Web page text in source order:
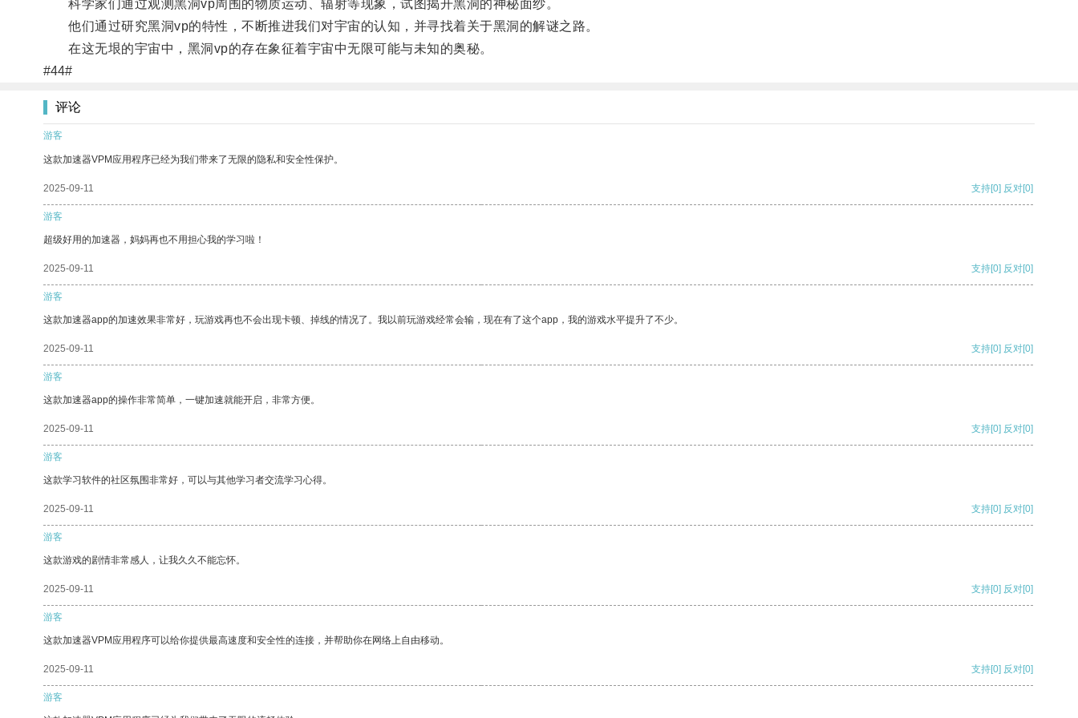
科学家们通过观测黑洞vp周围的物质运动、辐射等现象，试图揭开黑洞的神秘面纱。
他们通过研究黑洞vp的特性，不断推进我们对宇宙的认知，并寻找着关于黑洞的解谜之路。
在这无垠的宇宙中，黑洞vp的存在象征着宇宙中无限可能与未知的奥秘。
#44#
评论
游客
这款加速器VPM应用程序已经为我们带来了无限的隐私和安全性保护。
2025-09-11 支持[0] 反对[0]
游客
超级好用的加速器，妈妈再也不用担心我的学习啦！
2025-09-11 支持[0] 反对[0]
游客
这款加速器app的加速效果非常好，玩游戏再也不会出现卡顿、掉线的情况了。我以前玩游戏经常会输，现在有了这个app，我的游戏水平提升了不少。
2025-09-11 支持[0] 反对[0]
游客
这款加速器app的操作非常简单，一键加速就能开启，非常方便。
2025-09-11 支持[0] 反对[0]
游客
这款学习软件的社区氛围非常好，可以与其他学习者交流学习心得。
2025-09-11 支持[0] 反对[0]
游客
这款游戏的剧情非常感人，让我久久不能忘怀。
2025-09-11 支持[0] 反对[0]
游客
这款加速器VPM应用程序可以给你提供最高速度和安全性的连接，并帮助你在网络上自由移动。
2025-09-11 支持[0] 反对[0]
游客